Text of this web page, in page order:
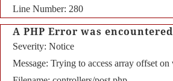
Line Number: 280
A PHP Error was encountered
Severity: Notice
Message: Trying to access array offset